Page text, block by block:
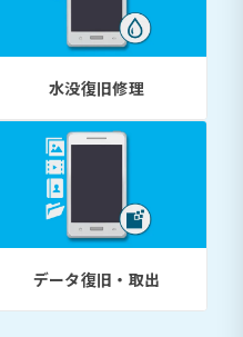
水没復旧修理
データ復旧・取出